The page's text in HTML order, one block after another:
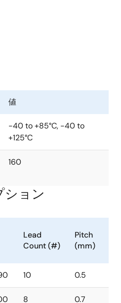
ESD保護、5V電源のシン
を特長とし、産業用お
150μA)で、RS-485バス
れます。。 これにより、
えたり、リピータを使用し
ワーク上で最大160個のトラ
このトランシーバは
を必要とし、この電源範囲を
の差動出力電圧を供給しま
耐性(データインテグリテ
は「スター」型で最大6つ
トポロジかつ40Mbpsの優
キューが小さいというメリ
は、多数のビットを同時に捕
レル・アプリケーションに
ーが小さいため、データ・
ルセーフ」設計を特長として
値
-40 to +85°C, -40 to
+125°C
160
ション
Lead
Count (#)
Pitch
(mm)
10 0.5
8 0.7